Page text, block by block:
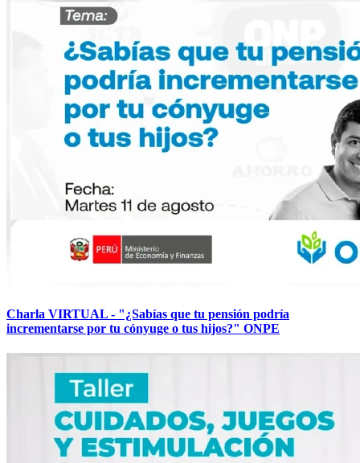
Charla VIRTUAL - "¿Sabías que tu pensión podría
incrementarse por tu cónyuge o tus hijos?" ONPE